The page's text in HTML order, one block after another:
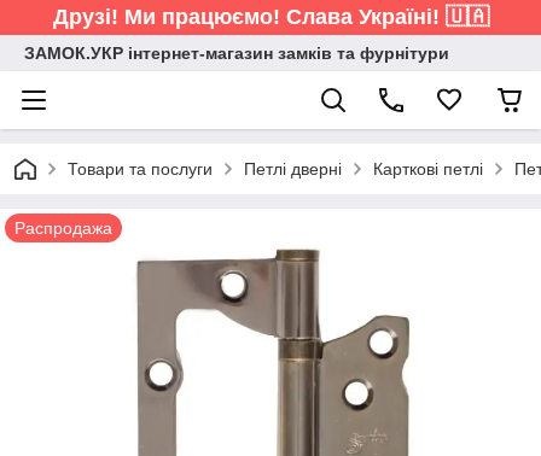
Друзі! Ми працюємо! Слава Україні! 🇺🇦
ЗАМОК.УКР інтернет-магазин замків та фурнітури
Товари та послуги Петлі дверні Карткові петлі
Распродажа